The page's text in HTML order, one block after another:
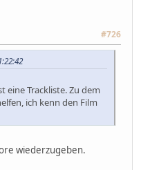
#726
eine Trackliste. Zu dem
ich kenn den Film
wiederzugeben.